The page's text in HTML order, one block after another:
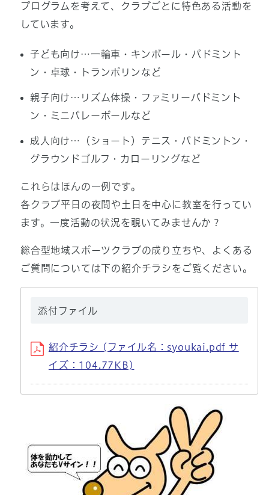
プログラムを考えて、クラブごとに特色ある活動を
しています。
子ども向け…一輪車・キンボール・バドミント
ン・卓球・トランポリンなど
親子向け…リズム体操・ファミリーバドミント
ン・ミニバレーボールなど
成人向け…（ショート）テニス・バドミントン・
グラウンドゴルフ・カローリングなど
これらはほんの一例です。
各クラブ平日の夜間や土日を中心に教室を行ってい
ます。一度活動の状況を覗いてみませんか？
総合型地域スポーツクラブの成り立ちや、よくある
ご質問については下の紹介チラシをご覧ください。
添付ファイル
紹介チラシ (ファイル名：syoukai.pdf サ
イズ：104.77KB)